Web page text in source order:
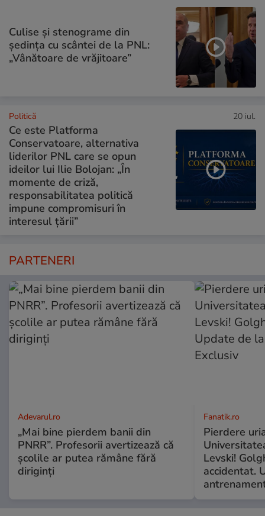
Culise și stenograme din
ședința cu scântei de la PNL:
„Vânătoare de vrăjitoare”
Politică 20 iul.
Ce este Platforma
Conservatoare, alternativa
liderilor PNL care se opun
ideilor lui Ilie Bolojan: „În
momente de criză,
responsabilitatea politică
impune compromisuri în
interesul țării”
PARTENERI
Adevarul.ro
„Mai bine pierdem banii din
PNRR”. Profesorii avertizează că
școlile ar putea rămâne fără
diriginți
Fanatik.ro
Pierdere
Levski!
accidentat.